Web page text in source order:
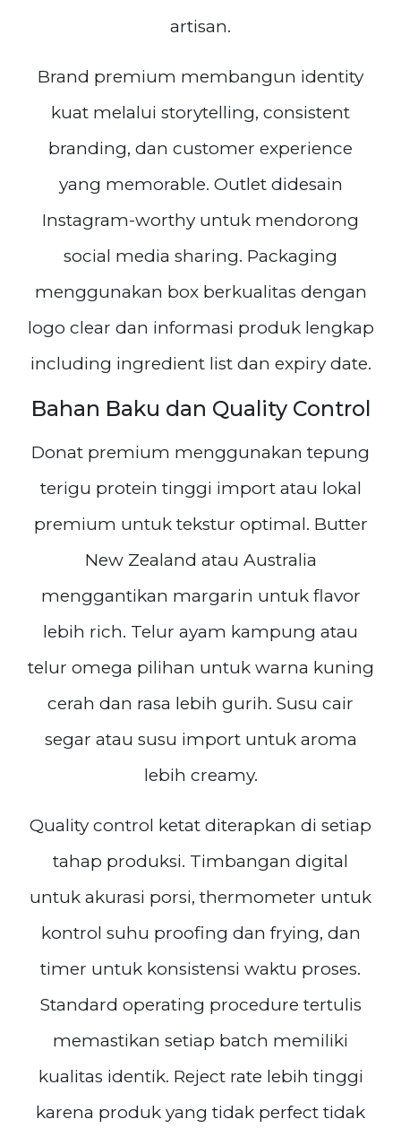
artisan.
Brand premium membangun identity
kuat melalui storytelling, consistent
branding, dan customer experience
yang memorable. Outlet didesain
Instagram-worthy untuk mendorong
social media sharing. Packaging
menggunakan box berkualitas dengan
logo clear dan informasi produk lengkap
including ingredient list dan expiry date.
Bahan Baku dan Quality Control
Donat premium menggunakan tepung
terigu protein tinggi import atau lokal
premium untuk tekstur optimal. Butter
New Zealand atau Australia
menggantikan margarin untuk flavor
lebih rich. Telur ayam kampung atau
telur omega pilihan untuk warna kuning
cerah dan rasa lebih gurih. Susu cair
segar atau susu import untuk aroma
lebih creamy.
Quality control ketat diterapkan di setiap
tahap produksi. Timbangan digital
untuk akurasi porsi, thermometer untuk
kontrol suhu proofing dan frying, dan
timer untuk konsistensi waktu proses.
Standard operating procedure tertulis
memastikan setiap batch memiliki
kualitas identik. Reject rate lebih tinggi
karena produk yang tidak perfect tidak